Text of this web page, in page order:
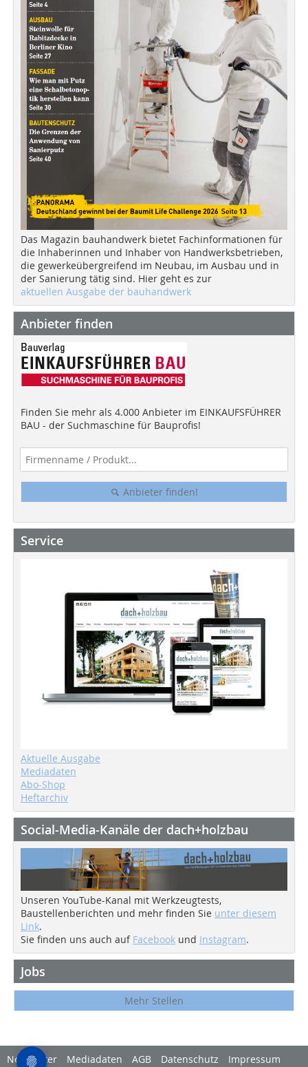
Das Magazin bauhandwerk bietet Fachinformationen für
die Inhaberinnen und Inhaber von Handwerksbetrieben,
die gewerkeübergreifend im Neubau, im Ausbau und in
der Sanierung tätig sind. Hier geht es zur
aktuellen Ausgabe der bauhandwerk
Anbieter finden
Finden Sie mehr als 4.000 Anbieter im EINKAUFSFÜHRER
BAU - der Suchmaschine für Bauprofis!
Anbieter finden!
Service
Aktuelle Ausgabe
Mediadaten
Abo-Shop
Heftarchiv
Social-Media-Kanäle der dach+holzbau
Unseren YouTube-Kanal mit Werkzeugtests,
Baustellenberichten und mehr finden Sie unter diesem
Link.
Sie finden uns auch auf Facebook und Instagram.
Jobs
Mehr Stellen
Newsletter Mediadaten AGB Datenschutz Impressum